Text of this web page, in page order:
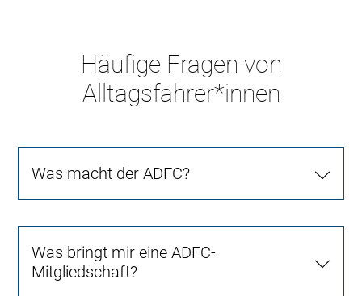
Häufige Fragen von
Alltagsfahrer*innen
Was macht der ADFC?
Was bringt mir eine ADFC-
Mitgliedschaft?